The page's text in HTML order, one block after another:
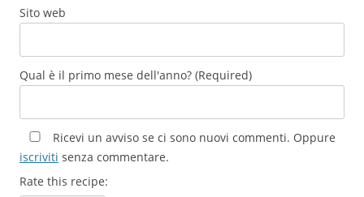
Sito web
Qual è il primo mese dell'anno? (Required)
Ricevi un avviso se ci sono nuovi commenti. Oppure
iscriviti senza commentare.
Rate this recipe: